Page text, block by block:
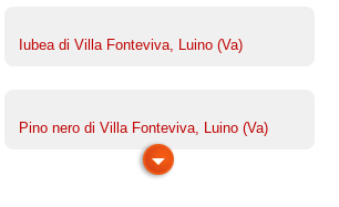
Iubea di Villa Fonteviva, Luino (Va)
Pino nero di Villa Fonteviva, Luino (Va)